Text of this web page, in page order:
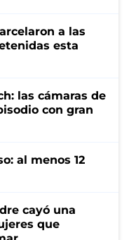
a las
esta
las cámaras de
con gran
al menos 12
cayó una
que